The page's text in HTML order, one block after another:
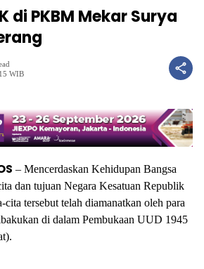
di PKBM Mekar Surya
WIB
– Mencerdaskan Kehidupan Bangsa
dan tujuan Negara Kesatuan Republik
tersebut telah diamanatkan oleh para
di dalam Pembukaan UUD 1945